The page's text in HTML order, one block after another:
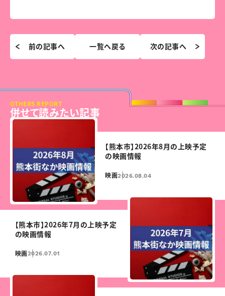
前の記事へ 一覧へ戻る 次の記事へ
OTHERS REPORT
併せて読みたい記事
【熊本市】2026年8月の上映予定
の映画情報
映画2026.08.04
【熊本市】2026年7月の上映予定
の映画情報
映画2026.07.01